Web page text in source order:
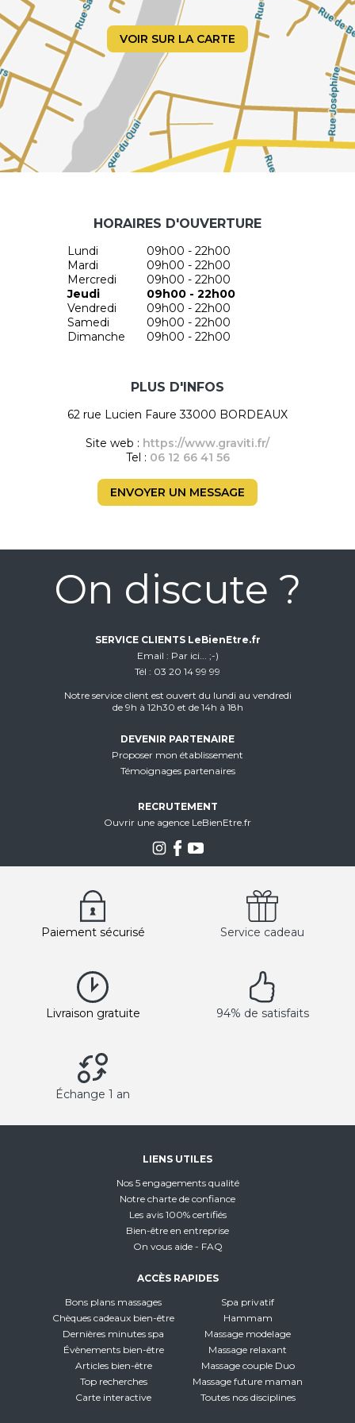
VOIR SUR LA CARTE
HORAIRES D'OUVERTURE
Lundi
09h00 - 22h00
Mardi
09h00 - 22h00
Mercredi
09h00 - 22h00
Jeudi
09h00 - 22h00
Vendredi
09h00 - 22h00
Samedi
09h00 - 22h00
Dimanche
09h00 - 22h00
PLUS D'INFOS
62 rue Lucien Faure 33000 BORDEAUX
Site web : https://www.graviti.fr/
Tel : 06 12 66 41 56
ENVOYER UN MESSAGE
On discute ?
SERVICE CLIENTS LeBienEtre.fr
Email
Par ici... ;-)
Tél
03 20 14 99 99
Notre service client est ouvert du lundi au vendredi
de 9h à 12h30 et de 14h à 18h
DEVENIR PARTENAIRE
Proposer mon établissement
Témoignages partenaires
RECRUTEMENT
Ouvrir une agence LeBienEtre.fr
Paiement sécurisé Service cadeau
Livraison gratuite 94% de satisfaits
Échange 1 an
LIENS UTILES
Nos 5 engagements qualité
Notre charte de confiance
Les avis 100% certifiés
Bien-être en entreprise
On vous aide - FAQ
ACCÈS RAPIDES
Bons plans massages
Chèques cadeaux bien-être
Dernières minutes spa
Évènements bien-être
Articles bien-être
Top recherches
Carte interactive
Spa privatif
Hammam
Massage modelage
Massage relaxant
Massage couple Duo
Massage future maman
Toutes nos disciplines